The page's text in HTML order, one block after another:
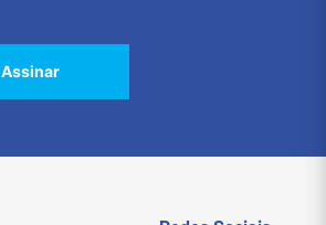
Assinar